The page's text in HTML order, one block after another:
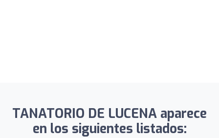
TANATORIO DE LUCENA aparece
en los siguientes listados: